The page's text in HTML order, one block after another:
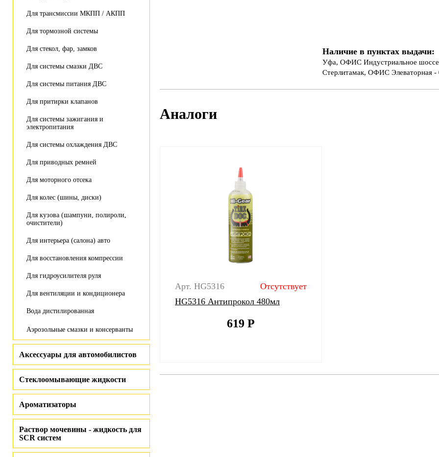
Для трансмиссии МКПП / АКПП
Для тормозной системы
Для стекол, фар, замков
Для системы смазки ДВС
Для системы питания ДВС
Для притирки клапанов
Для системы зажигания и
электропитания
Для системы охлаждения ДВС
Для приводных ремней
Для моторного отсека
Для колес (шины, диски)
Для кузова (шампуни, полироли,
очистители)
Для интерьера (салона) авто
Для восстановления компрессии
Для гидроусилителя руля
Для вентиляции и кондиционера
Вода дистилированная
Аэрозольные смазки и консерванты
Аксессуары для автомобилистов
Стеклоомывающие жидкости
Ароматизаторы
Раствор мочевины - жидкость для
SCR систем
Наличие в пунктах выдачи:
Уфа, ОФИС Индустриальное
Стерлитамак, ОФИС Элеваторная -
Аналоги
Арт. HG5316
Отсутствует
HG5316 Антипрокол 480мл
619 Р